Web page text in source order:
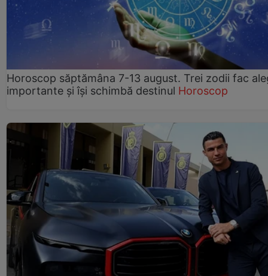
Horoscop săptămâna 7-13 august. Trei zodii fac
importante și își schimbă destinul Horoscop